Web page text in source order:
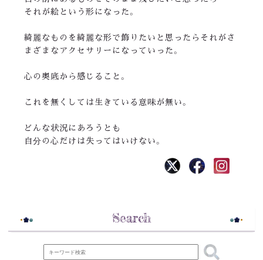
それが絵という形になった。
綺麗なものを綺麗な形で飾りたいと思ったらそれがさ
まざまなアクセサリーになっていった。
心の奥底から感じること。
これを無くしては生きている意味が無い。
どんな状況にあろうとも
自分の心だけは失ってはいけない。
Search